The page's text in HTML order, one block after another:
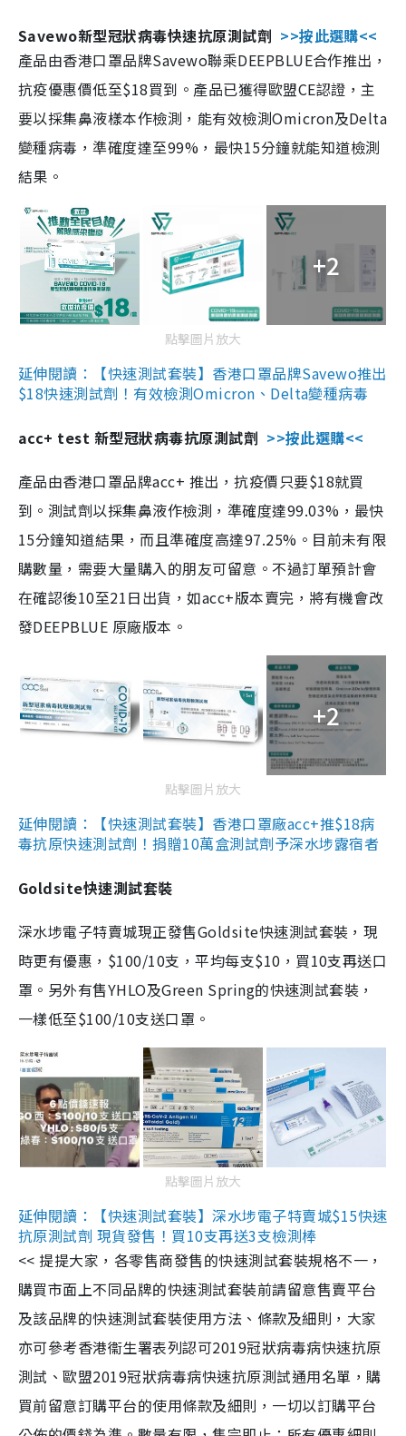
Savewo新型冠狀病毒快速抗原測試劑 >>按此選購<<
產品由香港口罩品牌Savewo聯乘DEEPBLUE合作推出，
抗疫優惠價低至$18買到。產品已獲得歐盟CE認證，主
要以採集鼻液樣本作檢測，能有效檢測Omicron及Delta
變種病毒，準確度達至99%，最快15分鐘就能知道檢測
結果。
+2
點擊圖片放大
延伸閱讀：【快速測試套裝】香港口罩品牌Savewo推出
$18快速測試劑！有效檢測Omicron、Delta變種病毒
acc+ test 新型冠狀病毒抗原測試劑 >>按此選購<<
產品由香港口罩品牌acc+ 推出，抗疫價只要$18就買
到。測試劑以採集鼻液作檢測，準確度達99.03%，最快
15分鐘知道結果，而且準確度高達97.25%。目前未有限
購數量，需要大量購入的朋友可留意。不過訂單預計會
在確認後10至21日出貨，如acc+版本賣完，將有機會改
發DEEPBLUE 原廠版本。
+2
點擊圖片放大
延伸閱讀：【快速測試套裝】香港口罩廠acc+推$18病
毒抗原快速測試劑！捐贈10萬盒測試劑予深水埗露宿者
Goldsite快速測試套裝
深水埗電子特賣城現正發售Goldsite快速測試套裝，現
時更有優惠，$100/10支，平均每支$10，買10支再送口
罩。另外有售YHLO及Green Spring的快速測試套裝，
一樣低至$100/10支送口罩。
點擊圖片放大
延伸閱讀：【快速測試套裝】深水埗電子特賣城$15快速
抗原測試劑 現貨發售！買10支再送3支檢測棒
<< 提提大家，各零售商發售的快速測試套裝規格不一，
購買市面上不同品牌的快速測試套裝前請留意售賣平台
及該品牌的快速測試套裝使用方法、條款及細則，大家
亦可參考香港衞生署表列認可2019冠狀病毒病快速抗原
測試、歐盟2019冠狀病毒病快速抗原測試通用名單，購
買前留意訂購平台的使用條款及細則，一切以訂購平台